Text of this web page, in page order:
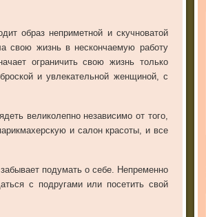
образ неприметной и скучноватой
свою жизнь в нескончаемую работу
ограничить свою жизнь только
и увлекательной женщиной, с
великолепно независимо от того,
и салон красоты, и все
подумать о себе. Непременно
с подругами или посетить свой